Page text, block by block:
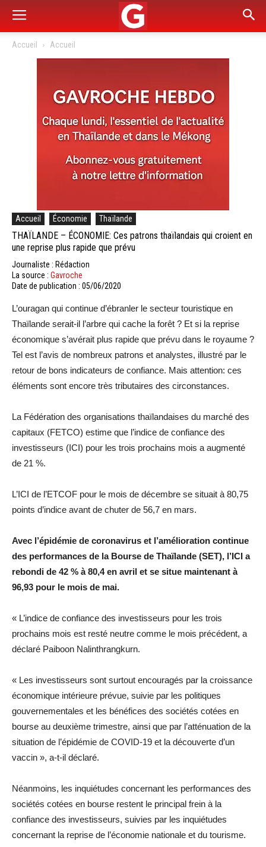
Accueil Accueil
Accueil Économie Thaïlande
THAÏLANDE – ÉCONOMIE: Ces patrons thaïlandais qui croient en
une reprise plus rapide que prévu
Journaliste : Rédaction
La source : Gavroche
Date de publication : 05/06/2020
L’ouragan qui continue d’ébranler le secteur touristique en
Thaïlande serait-il l’arbre qui cache la forêt ? Et si la reprise
économique s’avérait plus rapide que prévu dans le royaume ?
Tel est l’avis de nombreux patrons et analystes, illustré par le
retour de bons indicateurs de confiance. Mais attention: ces
éléments sont encore très tributaires des circonstances.
La Fédération des organisations thaïlandaises du marché des
capitaux (FETCO) estime que l’indice de confiance des
investisseurs (ICI) pour les trois prochains mois a augmenté
de 21 %.
L’ICI de l’ETCOF pour le mois de décembre se situait à 80,75
points d’indice avant de chuter de 56,7 en mars.
Avec l’épidémie de coronavirus et l’amélioration continue
des performances de la Bourse de Thaïlande (SET), l’ICI a
rebondi de 42 % à 80,4 en avril et se situe maintenant à
96,93 pour le mois de mai.
« L’indice de confiance des investisseurs pour les trois
prochains mois est resté neutre comme le mois précédent, a
déclaré Paiboon Nalinthrangkurn.
« Les investisseurs sont surtout encouragés par la croissance
économique intérieure prévue, suivie par les politiques
gouvernementales et les bénéfices des sociétés cotées en
bourse au deuxième trimestre, ainsi que par l’atténuation de la
situation de l’épidémie de COVID-19 et la découverte d’un
vaccin », a-t-il déclaré.
Néanmoins, les inquiétudes concernant les performances des
sociétés cotées en bourse restent le principal frein à la
confiance des investisseurs, suivies par les inquiétudes
concernant la reprise de l’économie nationale et du tourisme.